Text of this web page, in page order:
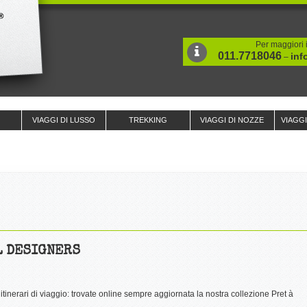
Per maggiori
011.7718046 –
VIAGGI DI LUSSO TREKKING VIAGGI DI NOZZE
DESIGNERS
di viaggio: trovate online sempre aggiornata la nostra collezione Pret à